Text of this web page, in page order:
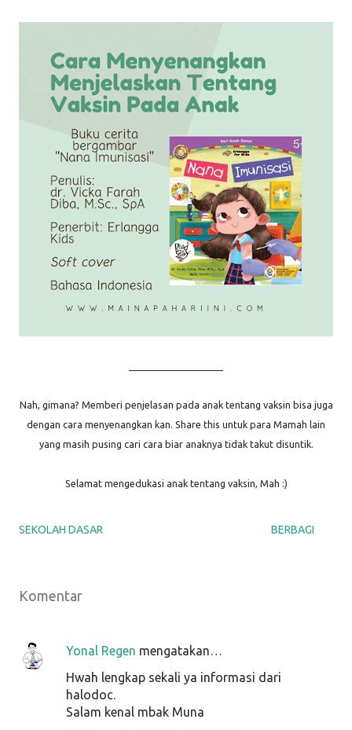
Nah, gimana? Memberi penjelasan pada anak tentang vaksin bisa juga
dengan cara menyenangkan kan. Share this untuk para Mamah lain
yang masih pusing cari cara biar anaknya tidak takut disuntik.
Selamat mengedukasi anak tentang vaksin, Mah :)
SEKOLAH DASAR BERBAGI
Komentar
Yonal Regen mengatakan…
Hwah lengkap sekali ya informasi dari
halodoc.
Salam kenal mbak Muna